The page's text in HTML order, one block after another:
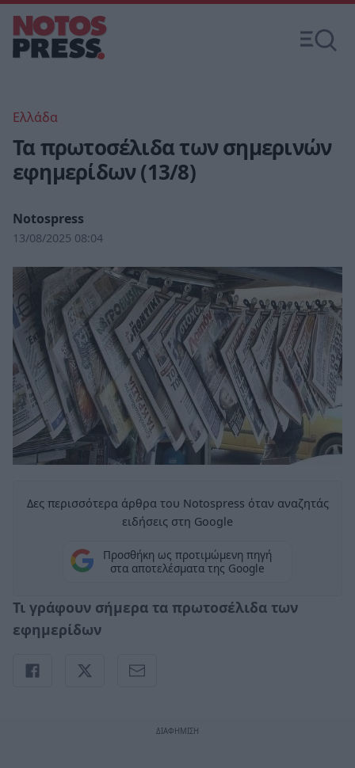
Ελλάδα
Τα πρωτοσέλιδα των σημερινών
εφημερίδων (13/8)
Notospress
13/08/2025 08:04
Δες περισσότερα άρθρα του Notospress όταν αναζητάς
ειδήσεις στη Google
Προσθήκη ως προτιμώμενη πηγή
στα αποτελέσματα της Google
Τι γράφουν σήμερα τα πρωτοσέλιδα των
εφημερίδων